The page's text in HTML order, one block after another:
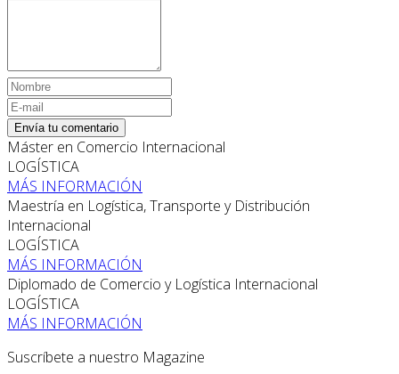
Envía tu comentario
Máster en Comercio Internacional
LOGÍSTICA
MÁS INFORMACIÓN
Maestría en Logística, Transporte y Distribución
Internacional
LOGÍSTICA
MÁS INFORMACIÓN
Diplomado de Comercio y Logística Internacional
LOGÍSTICA
MÁS INFORMACIÓN
Suscríbete a nuestro Magazine